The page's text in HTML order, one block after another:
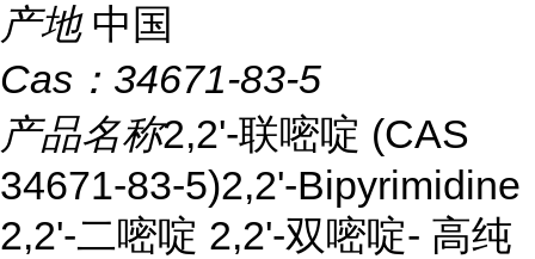
产地 中国
Cas： 34671-83-5
产品名称2,2'-联嘧啶 (CAS
34671-83-5)2,2'-Bipyrimidine
2,2'-二嘧啶 2,2'-双嘧啶- 高纯